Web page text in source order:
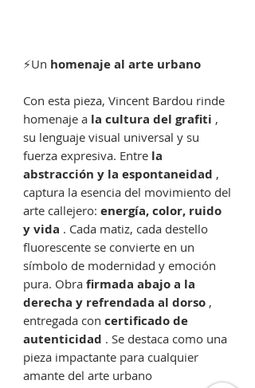
⚡Un homenaje al arte urbano
Con esta pieza, Vincent Bardou rinde
homenaje a la cultura del grafiti ,
su lenguaje visual universal y su
fuerza expresiva. Entre la
abstracción y la espontaneidad ,
captura la esencia del movimiento del
arte callejero: energía, color, ruido
y vida . Cada matiz, cada destello
fluorescente se convierte en un
símbolo de modernidad y emoción
pura. Obra firmada abajo a la
derecha y refrendada al dorso ,
entregada con certificado de
autenticidad . Se destaca como una
pieza impactante para cualquier
amante del arte urbano